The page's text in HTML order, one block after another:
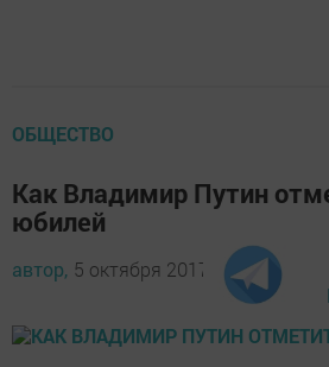
ОБЩЕСТВО
Как Владимир Путин
юбилей
автор, 5 октября 2017 - 07:33